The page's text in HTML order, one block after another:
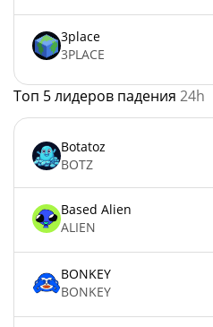
3place
3PLACE
Топ 5 лидеров падения 24h
Botatoz
BOTZ
Based Alien
ALIEN
BONKEY
BONKEY